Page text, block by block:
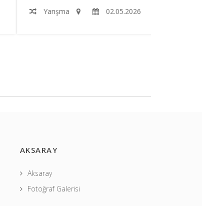
Yarışma 02.05.2026
AKSARAY
Aksaray
Fotoğraf Galerisi